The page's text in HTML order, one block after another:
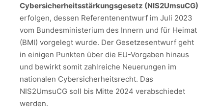
Cybersicherheitsstärkungsgesetz (NIS2UmsuCG)
erfolgen, dessen Referentenentwurf im Juli 2023
vom Bundesministerium des Innern und für Heimat
(BMI) vorgelegt wurde. Der Gesetzesentwurf geht
in einigen Punkten über die EU-Vorgaben hinaus
und bewirkt somit zahlreiche Neuerungen im
nationalen Cybersicherheitsrecht. Das
NIS2UmsuCG soll bis Mitte 2024 verabschiedet
werden.